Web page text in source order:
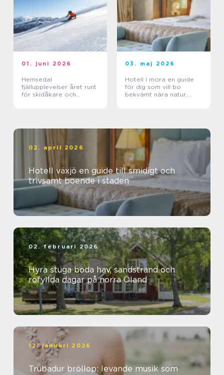
01. juni 2026
Hemsedal
fjällupplevelser året runt
för skidåkare och
03. maj 2026
Hotell i mora en guide
för dig som vill bo
bekvämt nära natur,
02. april 2026
Hotell växjö en guide till smidigt och
trivsamt boende i staden
02. februari 2026
Hyra stuga böda hav, sandstrand och
rofyllda dagar på norra Öland
12. januari 2026
Trubadur bröllop: levande musik som